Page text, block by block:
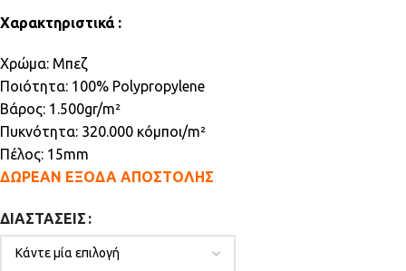
Χαρακτηριστικά :
Χρώμα: Μπεζ
Ποιότητα: 100% Polypropylene
Βάρος: 1.500gr/m²
Πυκνότητα: 320.000 κόμποι/m²
Πέλος: 15mm
ΔΩΡΕΑΝ ΕΞΟΔΑ ΑΠΟΣΤΟΛΗΣ
ΔΙΑΣΤΆΣΕΙΣ